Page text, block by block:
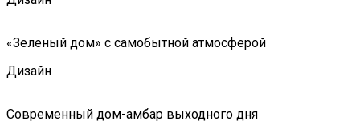
«Зеленый дом» с самобытной атмосферой
Дизайн
Современный дом-амбар выходного дня